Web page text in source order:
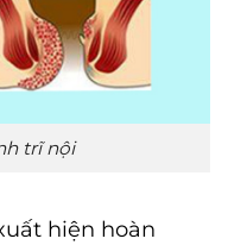
trĩ nội
hiện hoàn